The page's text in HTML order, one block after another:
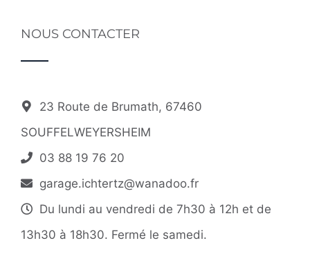
NOUS CONTACTER
23 Route de Brumath, 67460
SOUFFELWEYERSHEIM
03 88 19 76 20
garage.ichtertz@wanadoo.fr
Du lundi au vendredi de 7h30 à 12h et de
13h30 à 18h30. Fermé le samedi.